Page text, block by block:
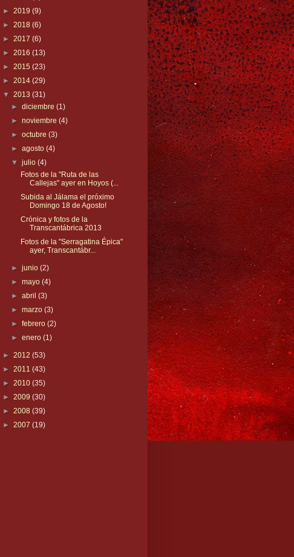
► 2019 (9)
► 2018 (6)
► 2017 (6)
► 2016 (13)
► 2015 (23)
► 2014 (29)
▼ 2013 (31)
►diciembre(1)
►noviembre(4)
►octubre(3)
►agosto(4)
▼julio(4)
Fotos de la "Ruta de las
Callejas" ayer en Hoyos (...
Subida al Jálama el próximo
Domingo 18 de Agosto!
Crónica y fotos de la
Transcantábrica 2013
Fotos de la "Serragatina Épica"
ayer, Transcantábr...
►junio(2)
►mayo(4)
►abril(3)
►marzo(3)
►febrero(2)
►enero(1)
► 2012 (53)
► 2011 (43)
► 2010 (35)
► 2009 (30)
► 2008 (39)
► 2007 (19)